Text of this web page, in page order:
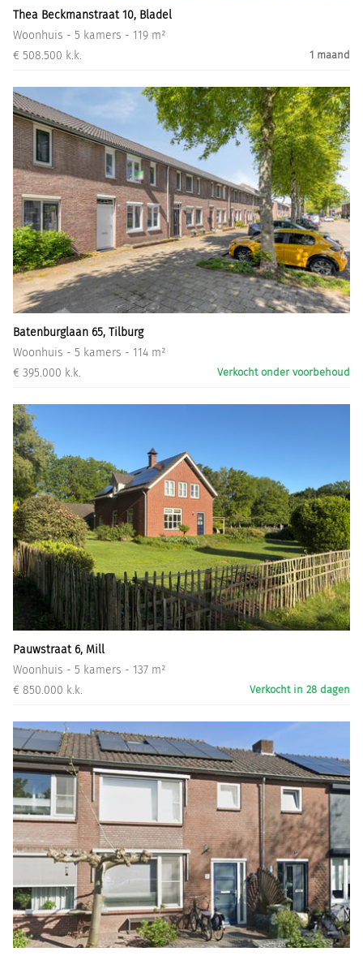
Thea Beckmanstraat 10, Bladel
Woonhuis - 5 kamers - 119 m²
€ 508.500 k.k.
1 maand
Batenburglaan 65, Tilburg
Woonhuis - 5 kamers - 114 m²
€ 395.000 k.k.
Verkocht onder voorbehoud
Pauwstraat 6, Mill
Woonhuis - 5 kamers - 137 m²
€ 850.000 k.k.
Verkocht in 28 dagen